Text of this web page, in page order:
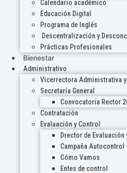
Calendario académico
Educación Digital
Programa de Inglés
Descentralización y
Prácticas Profesionales
Bienestar
Administrativo
Vicerrectora Administrativa
Secretaría General
Convocatoria Rector
Contratación
Evaluación y Control
Drector de Evaluación
Campaña Autocontrol
Cómo Vamos
Entes de control